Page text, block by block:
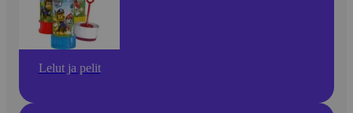
Lelut ja pelit